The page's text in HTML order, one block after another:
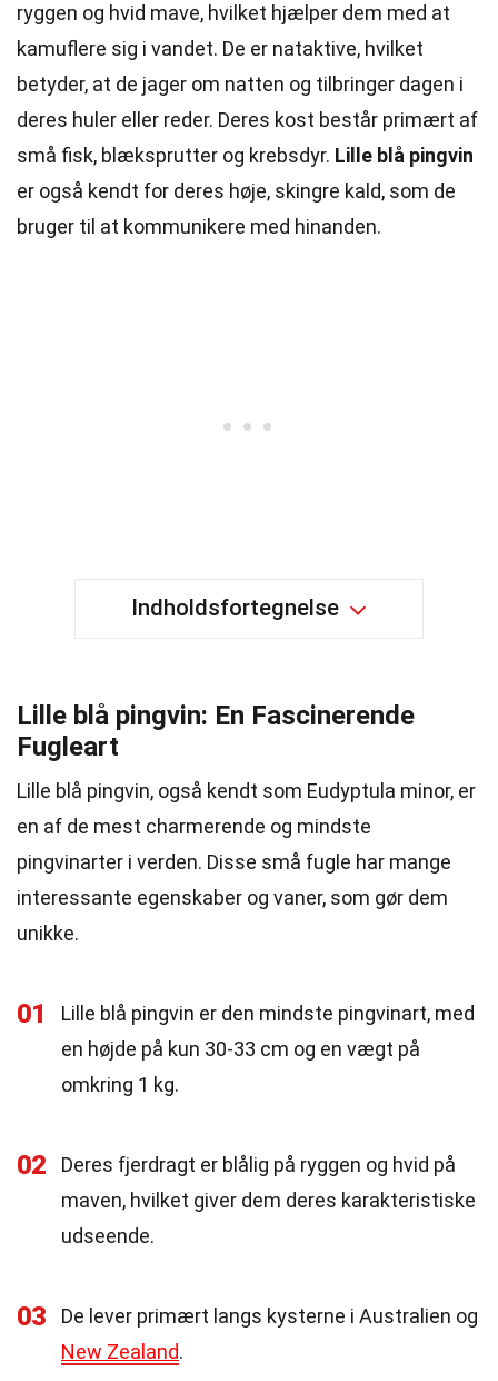
ryggen og hvid mave, hvilket hjælper dem med at
kamuflere sig i vandet. De er nataktive, hvilket
betyder, at de jager om natten og tilbringer dagen i
deres huler eller reder. Deres kost består primært af
små fisk, blæksprutter og krebsdyr. Lille blå pingvin
er også kendt for deres høje, skingre kald, som de
bruger til at kommunikere med hinanden.
Indholdsfortegnelse
Lille blå pingvin: En Fascinerende
Fugleart
Lille blå pingvin, også kendt som Eudyptula minor, er
en af de mest charmerende og mindste
pingvinarter i verden. Disse små fugle har mange
interessante egenskaber og vaner, som gør dem
unikke.
01
Lille blå pingvin er den mindste pingvinart, med
en højde på kun 30-33 cm og en vægt på
omkring 1 kg.
02
Deres fjerdragt er blålig på ryggen og hvid på
maven, hvilket giver dem deres karakteristiske
udseende.
03
De lever primært langs kysterne i Australien og
New Zealand.